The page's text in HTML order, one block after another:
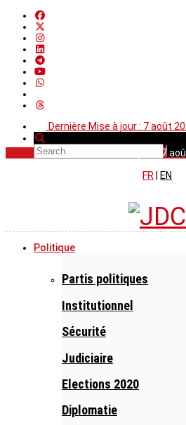
Dernière Mise à jour : 7 août
Dernière Mise à jour : 7
FR
EN
Politique
Partis politiques
Institutionnel
Sécurité
Judiciaire
Elections 2020
Diplomatie